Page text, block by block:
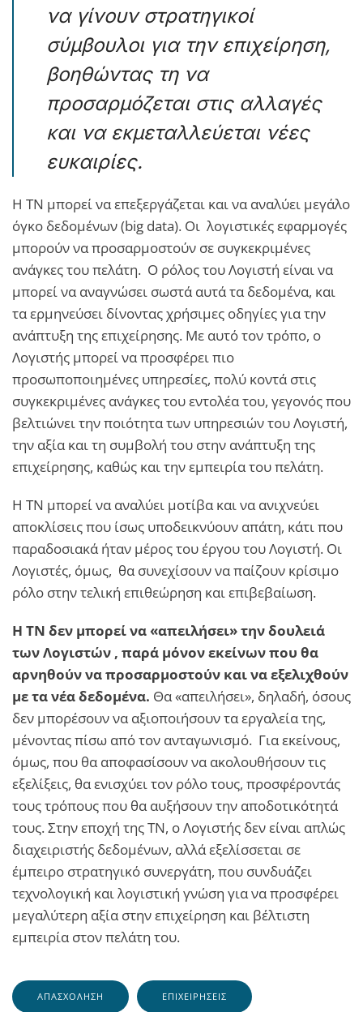
να γίνουν στρατηγικοί
σύμβουλοι για την επιχείρηση,
βοηθώντας τη να
προσαρμόζεται στις αλλαγές
και να εκμεταλλεύεται νέες
ευκαιρίες.
Η ΤΝ μπορεί να επεξεργάζεται και να αναλύει μεγάλο
όγκο δεδομένων (big data). Οι λογιστικές εφαρμογές
μπορούν να προσαρμοστούν σε συγκεκριμένες
ανάγκες του πελάτη. Ο ρόλος του Λογιστή είναι να
μπορεί να αναγνώσει σωστά αυτά τα δεδομένα, και
τα ερμηνεύσει δίνοντας χρήσιμες οδηγίες για την
ανάπτυξη της επιχείρησης. Με αυτό τον τρόπο, ο
Λογιστής μπορεί να προσφέρει πιο
προσωποποιημένες υπηρεσίες, πολύ κοντά στις
συγκεκριμένες ανάγκες του εντολέα του, γεγονός που
βελτιώνει την ποιότητα των υπηρεσιών του Λογιστή,
την αξία και τη συμβολή του στην ανάπτυξη της
επιχείρησης, καθώς και την εμπειρία του πελάτη.
Η ΤΝ μπορεί να αναλύει μοτίβα και να ανιχνεύει
αποκλίσεις που ίσως υποδεικνύουν απάτη, κάτι που
παραδοσιακά ήταν μέρος του έργου του Λογιστή. Οι
Λογιστές, όμως, θα συνεχίσουν να παίζουν κρίσιμο
ρόλο στην τελική επιθεώρηση και επιβεβαίωση.
Η ΤΝ δεν μπορεί να «απειλήσει» την δουλειά
των Λογιστών , παρά μόνον εκείνων που θα
αρνηθούν να προσαρμοστούν και να εξελιχθούν
με τα νέα δεδομένα. Θα «απειλήσει», δηλαδή, όσους
δεν μπορέσουν να αξιοποιήσουν τα εργαλεία της,
μένοντας πίσω από τον ανταγωνισμό. Για εκείνους,
όμως, που θα αποφασίσουν να ακολουθήσουν τις
εξελίξεις, θα ενισχύει τον ρόλο τους, προσφέροντάς
τους τρόπους που θα αυξήσουν την αποδοτικότητά
τους. Στην εποχή της ΤΝ, ο Λογιστής δεν είναι απλώς
διαχειριστής δεδομένων, αλλά εξελίσσεται σε
έμπειρο στρατηγικό συνεργάτη, που συνδυάζει
τεχνολογική και λογιστική γνώση για να προσφέρει
μεγαλύτερη αξία στην επιχείρηση και βέλτιστη
εμπειρία στον πελάτη του.
ΑΠΑΣΧΌΛΗΣΗ ΕΠΙΧΕΙΡΉΣΕΙΣ